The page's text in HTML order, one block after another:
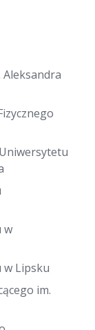
w
w Lipsku
im.